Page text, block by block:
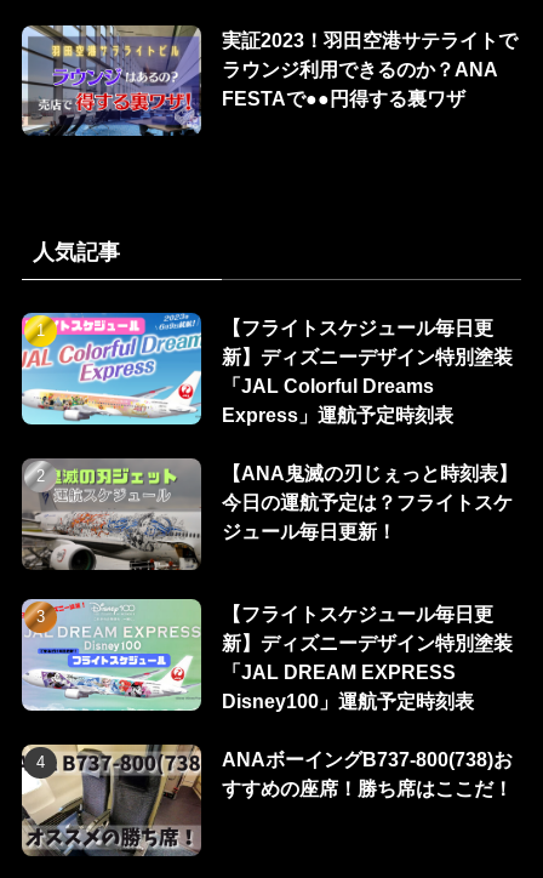
実証2023！羽田空港サテライトで
ラウンジ利用できるのか？ANA
FESTAで●●円得する裏ワザ
人気記事
【フライトスケジュール毎日更
新】ディズニーデザイン特別塗装
「JAL Colorful Dreams
Express」運航予定時刻表
【ANA鬼滅の刃じぇっと時刻表】
今日の運航予定は？フライトスケ
ジュール毎日更新！
【フライトスケジュール毎日更
新】ディズニーデザイン特別塗装
「JAL DREAM EXPRESS
Disney100」運航予定時刻表
ANAボーイングB737-800(738)お
すすめの座席！勝ち席はここだ！